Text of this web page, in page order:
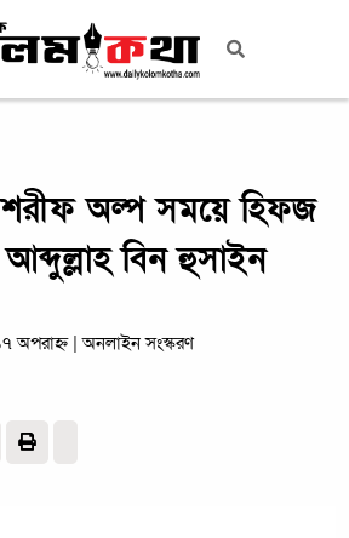
অল্প সময়ে হিফজ
বিন হুসাইন
অপরাহ্ন | অনলাইন সংস্করণ